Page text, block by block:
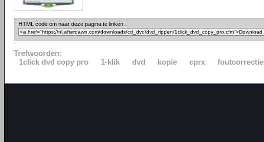
HTML code om naar deze pagina te linken:
Trefwoorden:
1click dvd copy pro
1-klik dvd kopie cprx foutcorrectie